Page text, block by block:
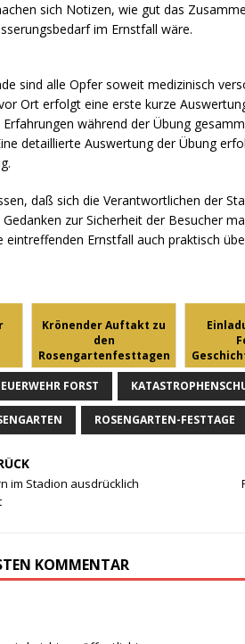
sich Notizen, wie gut das
im Ernstfall wäre.
sind alle Opfer soweit medizinisch
Ort erfolgt eine erste kurze
während der Übung
detaillierte Auswertung der Übung
daß sich die Verantwortlichen der
zur Sicherheit der Besucher
Ernstfall auch praktisch
Krönender Auftakt zu
den
Rosengartenfesttagen
: Ste...
FORST
ROSENGARTEN-FESTTAGE
im Stadion ausdrücklich
KOMMENTAR